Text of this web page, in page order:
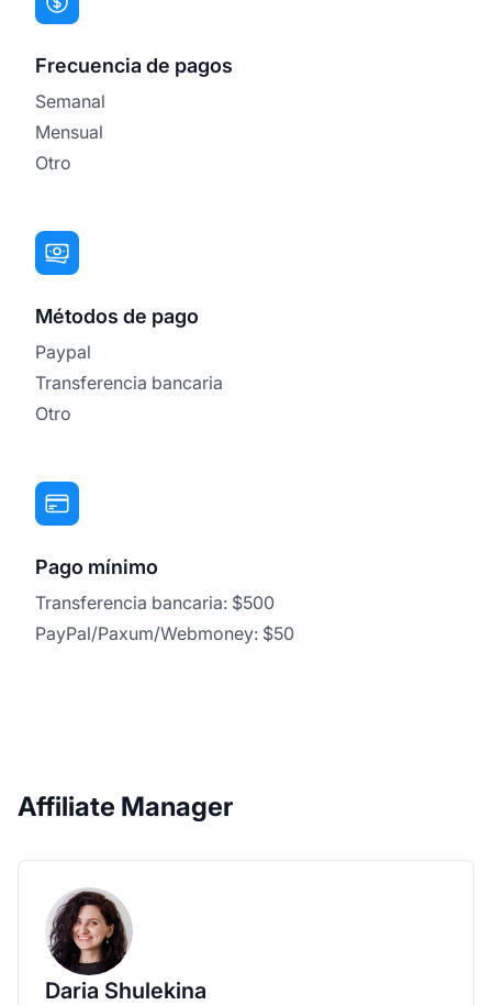
Frecuencia de pagos
Semanal
Mensual
Otro
Métodos de pago
Paypal
Transferencia bancaria
Otro
Pago mínimo
Transferencia bancaria: $500
PayPal/Paxum/Webmoney: $50
Affiliate Manager
Daria Shulekina